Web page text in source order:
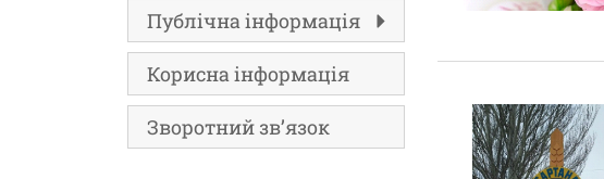
Публічна інформація
Корисна інформація
Зворотний зв’язок